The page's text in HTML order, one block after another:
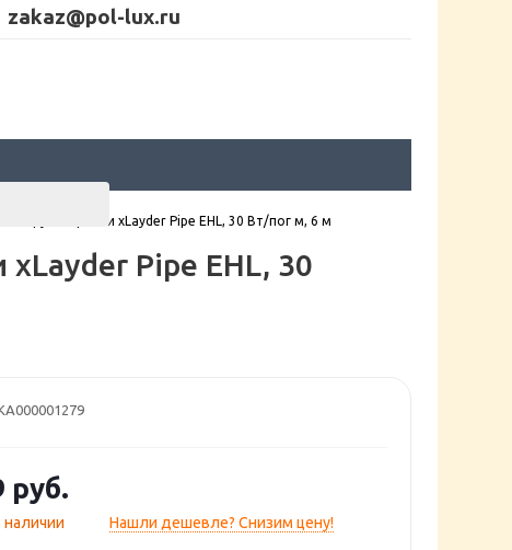
zakaz@pol-lux.ru
труб и кровли xLayder Pipe EHL, 30 Вт/пог м, 6 м
Pipe EHL, 30
руб.
наличии Нашли дешевле? Снизим цену!